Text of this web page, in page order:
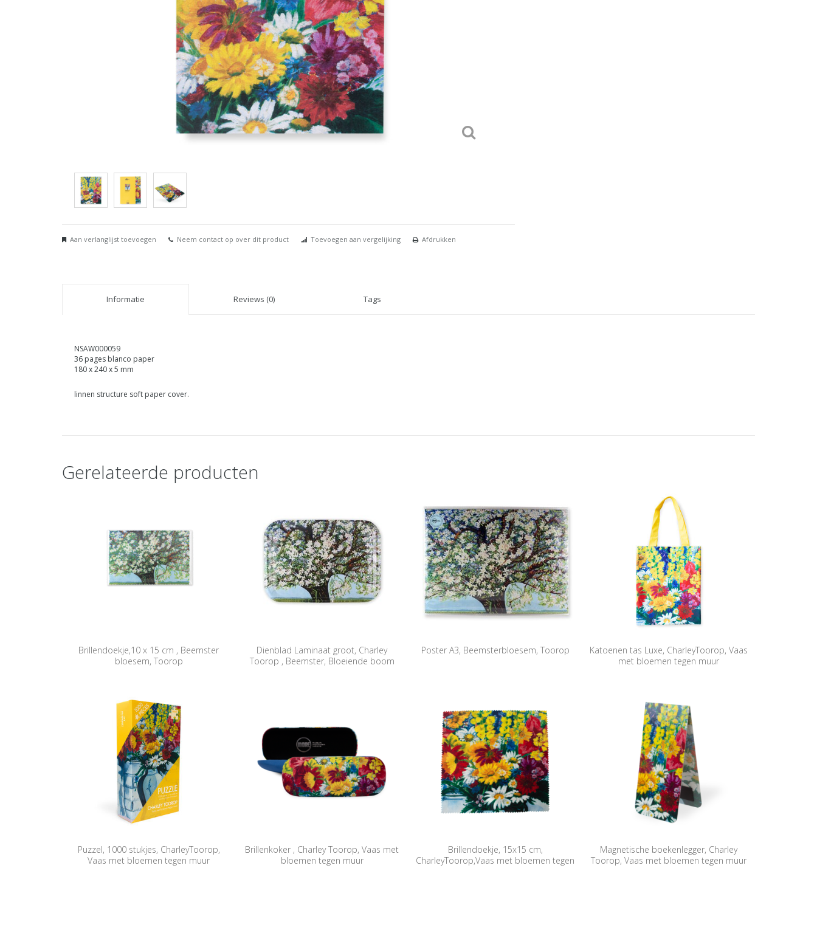
Aan verlanglijst toevoegen Neem contact op over dit product Toevoegen aan vergelijking Afdrukken
Informatie Reviews (0) Tags
NSAW000059
36 pages blanco paper
180 x 240 x 5 mm
linnen structure soft paper cover.
Gerelateerde producten
Brillendoekje,10 x 15 cm , Beemster
bloesem, Toorop
Dienblad Laminaat groot, Charley
Toorop , Beemster, Bloeiende boom
Poster A3, Beemsterbloesem, Toorop
Katoenen tas Luxe, CharleyToorop, Vaas
met bloemen tegen muur
Puzzel, 1000 stukjes, CharleyToorop,
Vaas met bloemen tegen muur
Brillenkoker , Charley Toorop, Vaas met
bloemen tegen muur
Brillendoekje, 15x15 cm,
CharleyToorop,Vaas met bloemen tegen
Magnetische boekenlegger, Charley
Toorop, Vaas met bloemen tegen muur